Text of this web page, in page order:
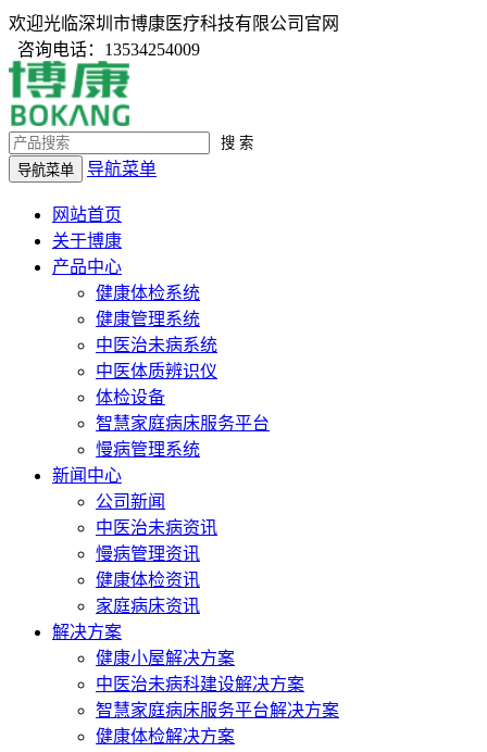
欢迎光临深圳市博康医疗科技有限公司官网
咨询电话：13534254009
搜 索
导航菜单
导航菜单
网站首页
关于博康
产品中心
健康体检系统
健康管理系统
中医治未病系统
中医体质辨识仪
体检设备
智慧家庭病床服务平台
慢病管理系统
新闻中心
公司新闻
中医治未病资讯
慢病管理资讯
健康体检资讯
家庭病床资讯
解决方案
健康小屋解决方案
中医治未病科建设解决方案
智慧家庭病床服务平台解决方案
健康体检解决方案